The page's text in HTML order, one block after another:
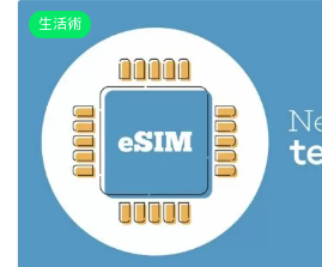
生活術